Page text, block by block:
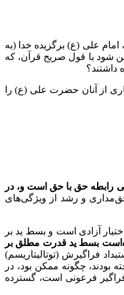
علی (ع) برگزیده خدا (به
شود با قول صریح قرآن، که
داشتند؟
از آنان حضرت علی (ع) را
رابطه حق با حق است و، در
و رشد از ویژگی‌های
زادی است و بسط ید بر
بسط ید قدرت مطلق بر
فراگیرش (توتالیتاریسم)
بودند، چگونه ممکن بود، در
فرعونی است، گسترده